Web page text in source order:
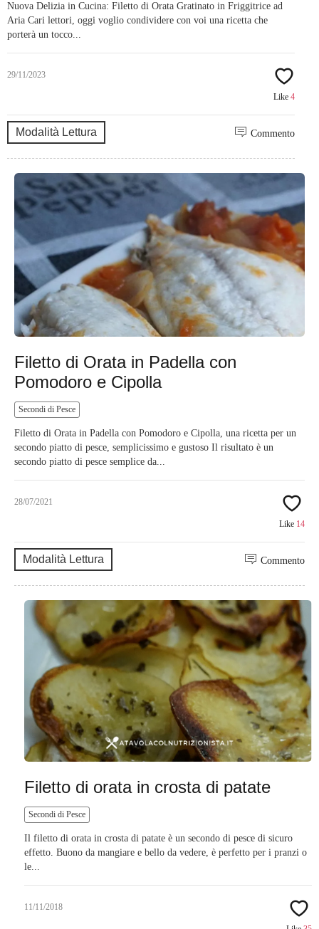
Nuova Delizia in Cucina: Filetto di Orata Gratinato in Friggitrice ad
Aria Cari lettori, oggi voglio condividere con voi una ricetta che
porterà un tocco...
29/11/2023
Like 4
Modalità Lettura Commento
Filetto di Orata in Padella con
Pomodoro e Cipolla
Secondi di Pesce
Filetto di Orata in Padella con Pomodoro e Cipolla, una ricetta per un
secondo piatto di pesce, semplicissimo e gustoso Il risultato è un
secondo piatto di pesce semplice da...
28/07/2021
Like 14
Modalità Lettura Commento
Filetto di orata in crosta di patate
Secondi di Pesce
Il filetto di orata in crosta di patate è un secondo di pesce di sicuro
effetto. Buono da mangiare e bello da vedere, è perfetto per i pranzi o
le...
11/11/2018